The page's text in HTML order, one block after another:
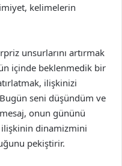
kelimelerin
unsurlarını artırmak
içinde beklenmedik bir
ilişkinizi
seni düşündüm ve
onun gününü
dinamizmini
pekiştirir.